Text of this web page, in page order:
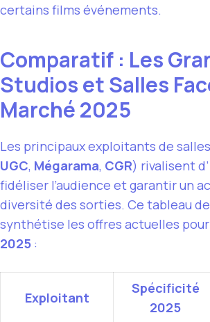
certains films événements.
Comparatif : Les
Studios et Salles
Marché 2025
Les principaux exploitants de
UGC, Mégarama, CGR) rivalisent
fidéliser l’audience et garantir un
diversité des sorties. Ce tableau
synthétise les offres actuelles
2025 :
Exploitant
Spécificité
2025